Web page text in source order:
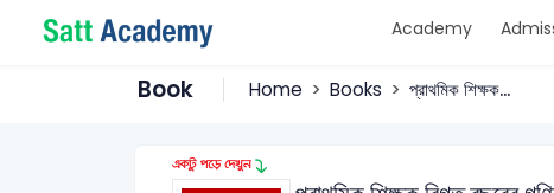
Academy
Book Home Books প্রাথমিক শিক্ষক...